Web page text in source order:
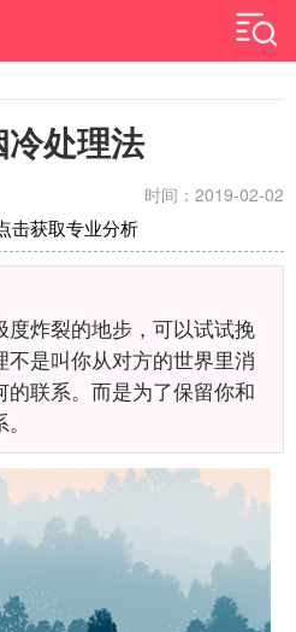
处理法
时间：2019-02-02
击获取专业分析
炸裂的地步，可以试试挽
是叫你从对方的世界里消
联系。而是为了保留你和